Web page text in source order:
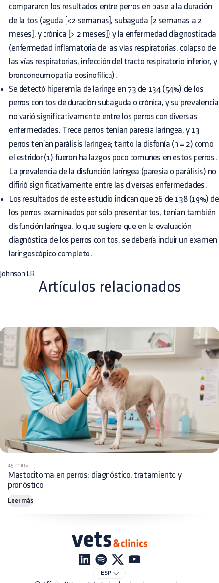
compararon los resultados entre perros en base a la duración
de la tos (aguda [<2 semanas], subaguda [2 semanas a 2
meses], y crónica [> 2 meses]) y la enfermedad diagnosticada
(enfermedad inflamatoria de las vías respiratorias, colapso de
las vías respiratorias, infección del tracto respiratorio inferior, y
bronconeumopatía eosinofílica).
Se detectó hiperemia de laringe en 73 de 134 (54%) de los
perros con tos de duración subaguda o crónica, y su prevalencia
no varió significativamente entre los perros con diversas
enfermedades. Trece perros tenían paresia laríngea, y 13
perros tenían parálisis laríngea; tanto la disfonía (n = 2) como
el estridor (1) fueron hallazgos poco comunes en estos perros.
La prevalencia de la disfunción laríngea (paresia o parálisis) no
difirió significativamente entre las diversas enfermedades.
Los resultados de este estudio indican que 26 de 138 (19%) de
los perros examinados por sólo presentar tos, tenían también
disfunción laríngea, lo que sugiere que en la evaluación
diagnóstica de los perros con tos, se debería incluir un examen
laringoscópico completo.
Johnson LR
Artículos relacionados
15 mins
Mastocitoma en perros: diagnóstico, tratamiento y
pronóstico
Leer más
ESP